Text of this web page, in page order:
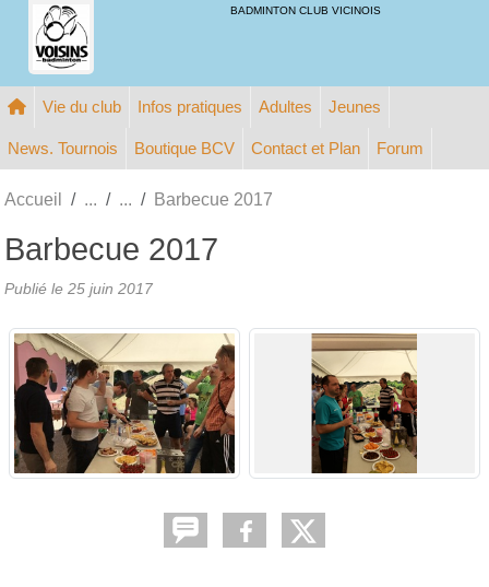
BADMINTON CLUB VICINOIS
Vie du club Infos pratiques Adultes Jeunes
News. Tournois Boutique BCV Contact et Plan Forum
Accueil Barbecue 2017
Barbecue 2017
Publié le 25 juin 2017
Panneau de gestion des cookies